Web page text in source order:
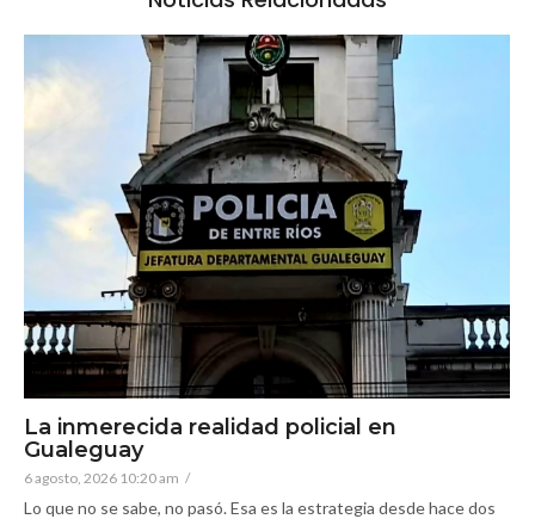
La inmerecida realidad policial en
Gualeguay
6 agosto, 2026 10:20 am /
Lo que no se sabe, no pasó. Esa es la estrategia desde hace dos